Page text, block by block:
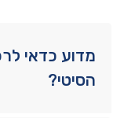
מדוע כדאי
הסיטי?